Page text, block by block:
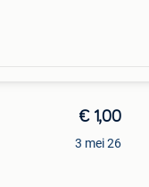
€ 1,00
3 mei 26